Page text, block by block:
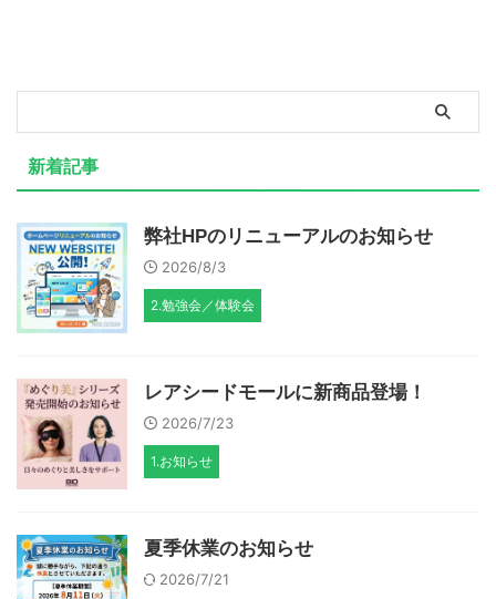
新着記事
弊社HPのリニューアルのお知らせ
2026/8/3
2.勉強会／体験会
レアシードモールに新商品登場！
2026/7/23
1.お知らせ
夏季休業のお知らせ
2026/7/21